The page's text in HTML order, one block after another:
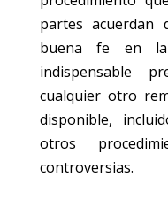
partes acuerdan
buena fe en la
indispensable
cualquier otro
disponible,
otros
controversias.